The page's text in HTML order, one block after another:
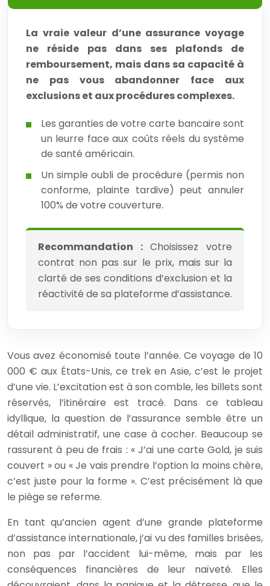
La vraie valeur d’une assurance voyage
ne réside pas dans ses plafonds de
remboursement, mais dans sa capacité à
ne pas vous abandonner face aux
exclusions et aux procédures complexes.
Les garanties de votre carte bancaire sont
un leurre face aux coûts réels du système
de santé américain.
Un simple oubli de procédure (permis non
conforme, plainte tardive) peut annuler
100% de votre couverture.
Recommandation :Choisissez votre
contrat non pas sur le prix, mais sur la
clarté de ses conditions d’exclusion et la
réactivité de sa plateforme d’assistance.
Vous avez économisé toute l’année. Ce voyage de 10
000 € aux États-Unis, ce trek en Asie, c’est le projet
d’une vie. L’excitation est à son comble, les billets sont
réservés, l’itinéraire est tracé. Dans ce tableau
idyllique, la question de l’assurance semble être un
détail administratif, une case à cocher. Beaucoup se
rassurent à peu de frais : « J’ai une carte Gold, je suis
couvert » ou « Je vais prendre l’option la moins chère,
c’est juste pour la forme ». C’est précisément là que
le piège se referme.
En tant qu’ancien agent d’une grande plateforme
d’assistance internationale, j’ai vu des familles brisées,
non pas par l’accident lui-même, mais par les
conséquences financières de leur naïveté. Elles